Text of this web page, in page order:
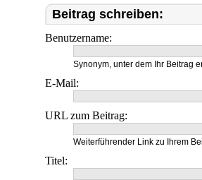
Beitrag schreiben:
Benutzername:
Synonym, unter dem Ihr Beitrag
E-Mail:
URL zum Beitrag:
Weiterführender Link zu Ihrem
Titel: